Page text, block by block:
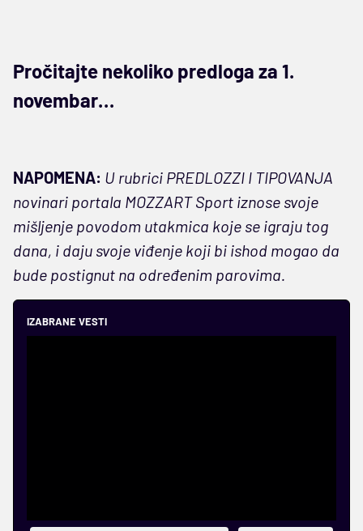
Pročitajte nekoliko predloga za 1.
novembar…
NAPOMENA: U rubrici PREDLOZZI I TIPOVANJA
novinari portala MOZZART Sport iznose svoje
mišljenje povodom utakmica koje se igraju tog
dana, i daju svoje viđenje koji bi ishod mogao da
bude postignut na određenim parovima.
IZABRANE VESTI